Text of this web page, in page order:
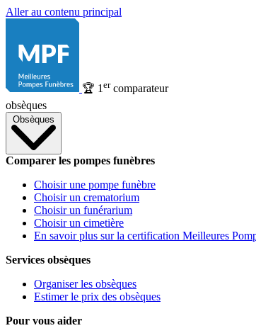
Aller au contenu principal
🏆 1 ercomparateur
obsèques
Obsèques
Comparer les pompes funèbres
Choisir une pompe funèbre
Choisir un crematorium
Choisir un funérarium
Choisir un cimetière
En savoir plus sur la certification Meilleures
Services obsèques
Organiser les obsèques
Estimer le prix des obsèques
Pour vous aider